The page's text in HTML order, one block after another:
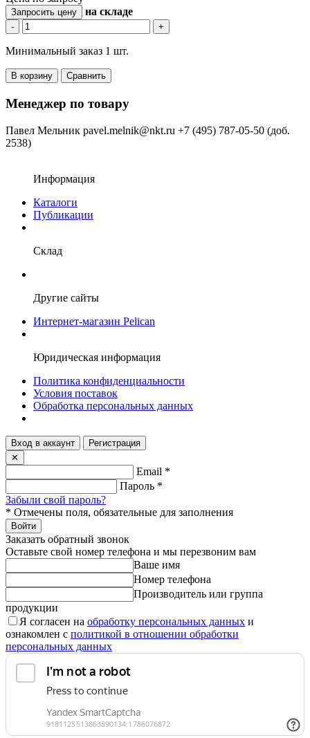
Запросить цену на складе
- +
Минимальный заказ 1 шт.
В корзину Сравнить
Менеджер по товару
Павел Мельник pavel.melnik@nkt.ru +7 (495) 787-05-50 (доб.
2538)
Информация
Каталоги
Публикации
Склад
Другие сайты
Интернет-магазин Pelican
Юридическая информация
Политика конфиденциальности
Условия поставок
Обработка персональных данных
Вход в аккаунт
Регистрация
✕
Email *
Пароль *
Забыли свой пароль?
* Отмечены поля, обязательные для заполнения
Войти
Заказать обратный звонок
Оставьте свой номер телефона и мы перезвоним вам
Ваше имя
Номер телефона
Производитель или группа
продукции
Я согласен на обработку персональных данных и
ознакомлен с политикой в отношении обработки
персональных данных